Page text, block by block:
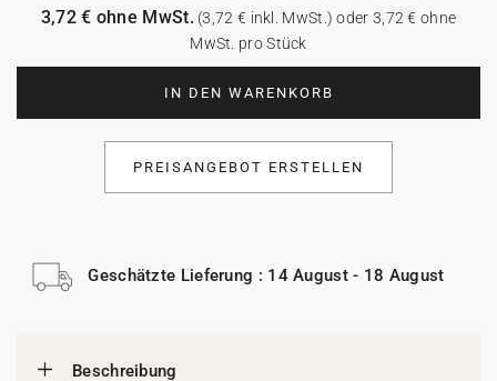
IN DEN WARENKORB
3,72 € ohne MwSt.(3,72 € inkl. MwSt.) oder 3,72 € ohne
MwSt. pro Stück
PREISANGEBOT ERSTELLEN
Geschätzte Lieferung : 14 August - 18 August
Beschreibung